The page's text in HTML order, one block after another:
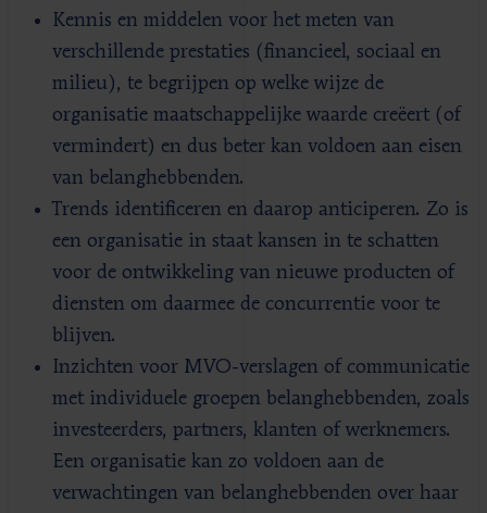
Kennis en middelen voor het meten van
verschillende prestaties (financieel, sociaal en
milieu), te begrijpen op welke wijze de
organisatie maatschappelijke waarde creëert (of
vermindert) en dus beter kan voldoen aan eisen
van belanghebbenden.
Trends identificeren en daarop anticiperen. Zo is
een organisatie in staat kansen in te schatten
voor de ontwikkeling van nieuwe producten of
diensten om daarmee de concurrentie voor te
blijven.
Inzichten voor MVO-verslagen of communicatie
met individuele groepen belanghebbenden, zoals
investeerders, partners, klanten of werknemers.
Een organisatie kan zo voldoen aan de
verwachtingen van belanghebbenden over haar